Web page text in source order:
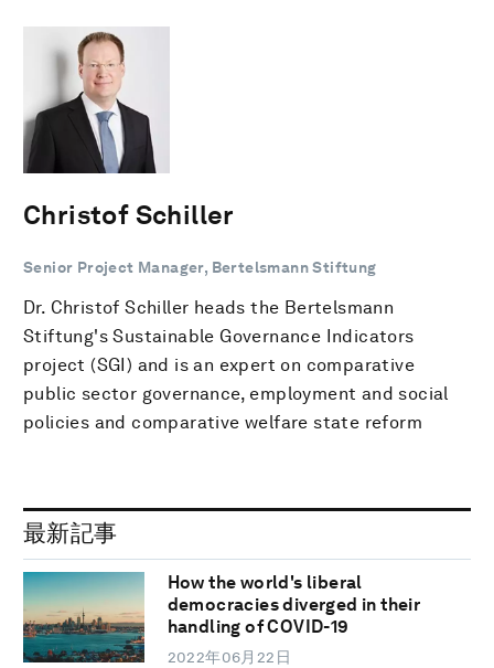
Christof Schiller
Senior Project Manager, Bertelsmann Stiftung
Dr. Christof Schiller heads the Bertelsmann
Stiftung's Sustainable Governance Indicators
project (SGI) and is an expert on comparative
public sector governance, employment and social
policies and comparative welfare state reform
最新記事
How the world's liberal
democracies diverged in their
handling of COVID-19
2022年06月22日